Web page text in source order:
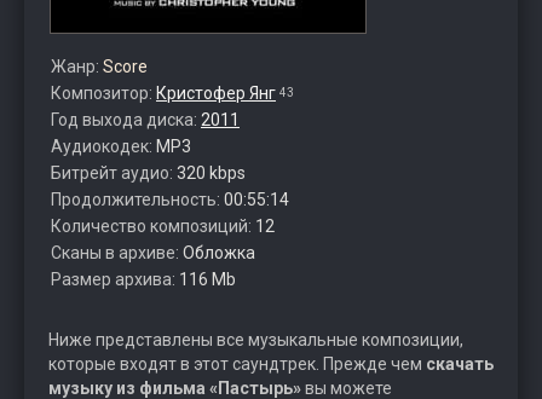
Жанр: Score
Композитор: Кристофер Янг 43
Год выхода диска: 2011
Аудиокодек: MP3
Битрейт аудио: 320 kbps
Продолжительность: 00:55:14
Количество композиций: 12
Сканы в архиве: Обложка
Размер архива: 116 Mb
Ниже представлены все музыкальные композиции,
которые входят в этот саундтрек. Прежде чем скачать
музыку из фильма «Пастырь»вы можете